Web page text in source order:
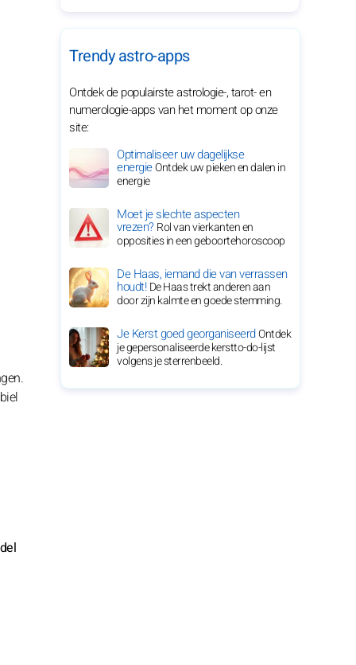
Trendy astro-apps
Ontdek de populairste astrologie-, tarot- en
numerologie-apps van het moment op onze
site:
Optimaliseer uw dagelijkse
energieOntdek uw pieken en dalen in
energie
Moet je slechte aspecten
vrezen?Rol van vierkanten en
opposities in een geboortehoroscoop
De Haas, iemand die van verrassen
houdt!De Haas trekt anderen aan
door zijn kalmte en goede stemming.
Je Kerst goed georganiseerdOntdek
je gepersonaliseerde kerstto-do-lijst
volgens je sterrenbeeld.